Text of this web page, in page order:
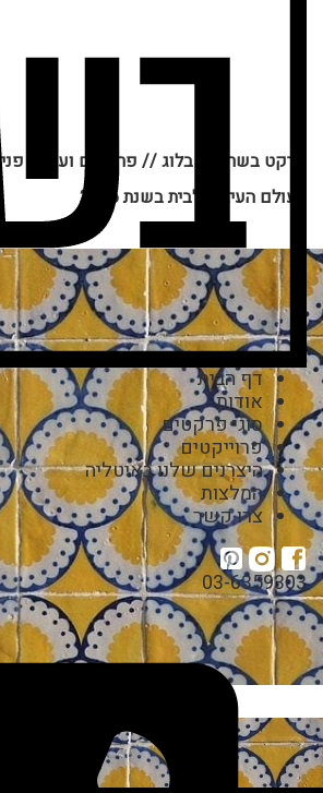
דף הבית
אודות
סוגי פרקטים
פרוייקטים
היצרנים שלנו באיטליה
המלצות
צרו קשר
03-6359303
פרקט בשרון בלוג// פרקטים ועיצוב פנים
בעולם העיצוב לבית בשנת 2016